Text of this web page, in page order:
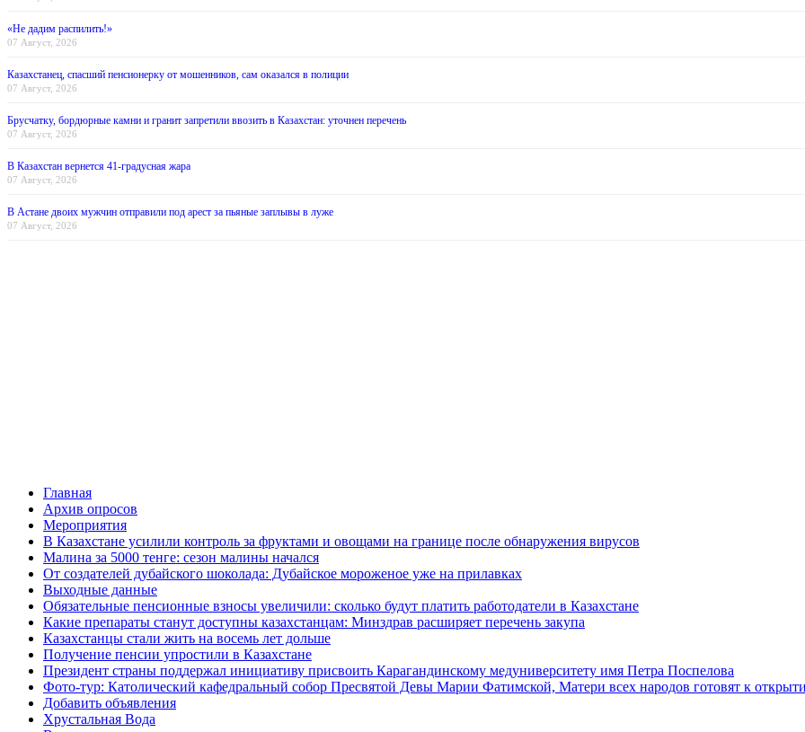
«Не дадим распилить!»
07 Август, 2026
Казахстанец, спасший пенсионерку от мошенников, сам оказался в полиции
07 Август, 2026
Брусчатку, бордюрные камни и гранит запретили ввозить в Казахстан: уточнен перечень
07 Август, 2026
В Казахстан вернется 41-градусная жара
07 Август, 2026
В Астане двоих мужчин отправили под арест за пьяные заплывы в луже
07 Август, 2026
Главная
Архив опросов
Мероприятия
В Казахстане усилили контроль за фруктами и овощами на границе после обнаружения вирусов
Малина за 5000 тенге: сезон малины начался
От создателей дубайского шоколада: Дубайское мороженое уже на прилавках
Выходные данные
Обязательные пенсионные взносы увеличили: сколько будут платить работодатели в Казахстане
Какие препараты станут доступны казахстанцам: Минздрав расширяет перечень закупа
Казахстанцы стали жить на восемь лет дольше
Получение пенсии упростили в Казахстане
Президент страны поддержал инициативу присвоить Карагандинскому медуниверситету имя Петра Поспелова
Фото-тур: Католический кафедральный собор Пресвятой Девы Марии Фатимской, Матери всех народов готовят к
Добавить объявления
Хрустальная Вода